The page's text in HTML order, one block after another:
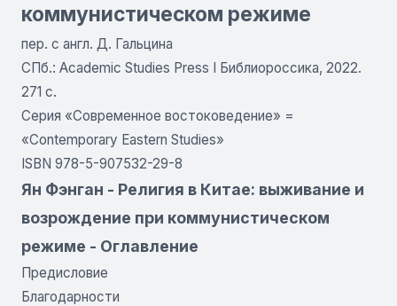
коммунистическом режиме
пер. с англ. Д. Гальцина
СПб.: Academic Studies Press I Библиороссика, 2022.
271 с.
Серия «Современное востоковедение» =
«Contemporary Eastern Studies»
ISBN 978-5-907532-29-8
Ян Фэнган - Религия в Китае: выживание и
возрождение при коммунистическом
режиме - Оглавление
Предисловие
Благодарности